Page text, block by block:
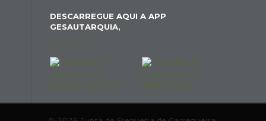
DESCARREGUE AQUI A APP
GESAUTARQUIA,